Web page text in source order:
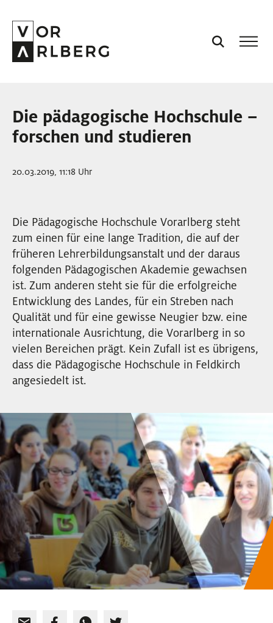
VORARLBERG
PROJEKTE
VISION
EVENTS
NEWSLETTER
Die pädagogische Hochschule –
forschen und studieren
20.03.2019, 11:18 Uhr
Die Pädagogische Hochschule Vorarlberg steht
zum einen für eine lange Tradition, die auf der
früheren Lehrerbildungsanstalt und der daraus
folgenden Pädagogischen Akademie gewachsen
ist. Zum anderen steht sie für die erfolgreiche
Entwicklung des Landes, für ein Streben nach
Qualität und für eine gewisse Neugier bzw. eine
internationale Ausrichtung, die Vorarlberg in so
vielen Bereichen prägt. Kein Zufall ist es übrigens,
dass die Pädagogische Hochschule in Feldkirch
angesiedelt ist.